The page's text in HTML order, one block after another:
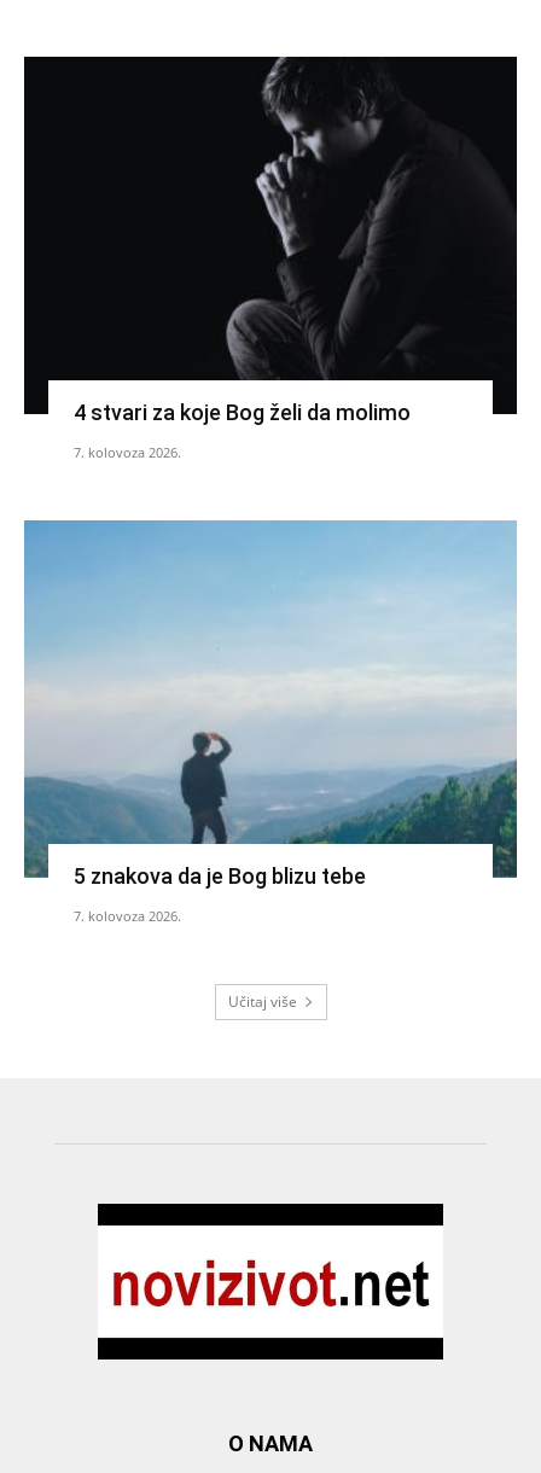
4 stvari za koje Bog želi da molimo
7. kolovoza 2026.
5 znakova da je Bog blizu tebe
7. kolovoza 2026.
Učitaj više
O NAMA